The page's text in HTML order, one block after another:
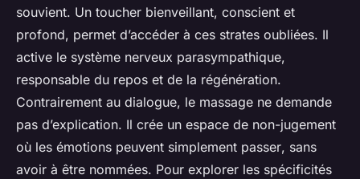
souvient. Un toucher bienveillant, conscient et
profond, permet d’accéder à ces strates oubliées. Il
active le système nerveux parasympathique,
responsable du repos et de la régénération.
Contrairement au dialogue, le massage ne demande
pas d’explication. Il crée un espace de non-jugement
où les émotions peuvent simplement passer, sans
avoir à être nommées. Pour explorer les spécificités